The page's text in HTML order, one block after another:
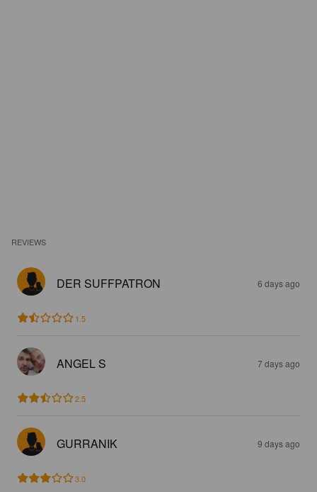
REVIEWS
DER SUFFPATRON 6 days ago
1.5
ANGEL S 7 days ago
2.5
GURRANIK 9 days ago
3.0